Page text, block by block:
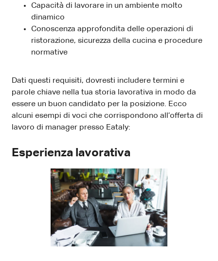
Capacità di lavorare in un ambiente molto
dinamico
Conoscenza approfondita delle operazioni di
ristorazione, sicurezza della cucina e procedure
normative
Dati questi requisiti, dovresti includere termini e
parole chiave nella tua storia lavorativa in modo da
essere un buon candidato per la posizione. Ecco
alcuni esempi di voci che corrispondono all’offerta di
lavoro di manager presso Eataly:
Esperienza lavorativa